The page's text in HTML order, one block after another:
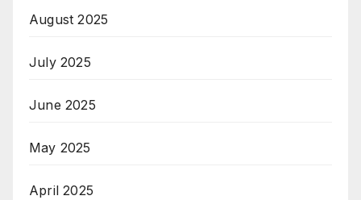
August 2025
July 2025
June 2025
May 2025
April 2025